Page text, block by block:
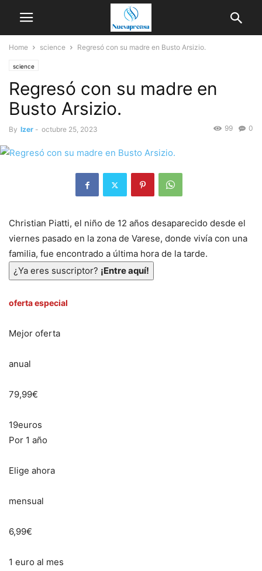
Home science Regresó con su madre en Busto Arsizio.
science
Regresó con su madre en
Busto Arsizio.
By Izer - octubre 25, 2023 0
99
Christian Piatti, el niño de 12 años desaparecido desde el
viernes pasado en la zona de Varese, donde vivía con una
familia, fue encontrado a última hora de la tarde.
¿Ya eres suscriptor? ¡Entre aquí!
oferta especial
Mejor oferta
anual
79,99€
19euros
Por 1 año
Elige ahora
mensual
6,99€
1 euro al mes